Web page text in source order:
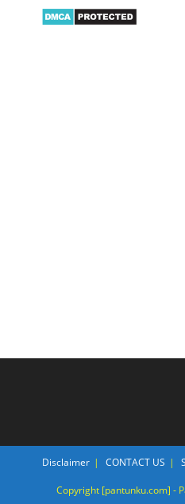
Disclaimer CONTACT US
Copyright [pantunku.com] -